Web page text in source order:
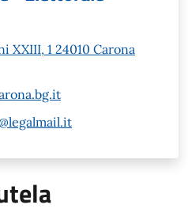
XXIII, 1 24010 Carona